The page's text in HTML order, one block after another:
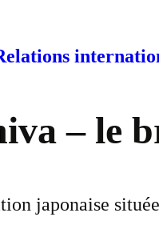
– le
japonaise